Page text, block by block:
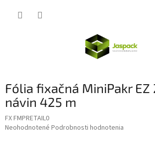
Fólia fixačná MiniPakr EZ
návin 425 m
FX FMPRETAIL0
Priemerné
Neohodnotené Podrobnosti hodnotenia